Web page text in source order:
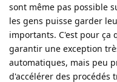
sont même pas possible
les gens puisse garder
importants. C'est pour ça
garantir une exception
automatiques, mais peu
d'accélérer des procédés